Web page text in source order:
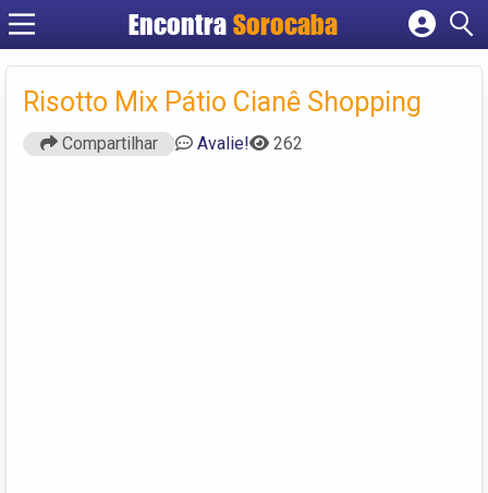
EncontraSorocaba
Cadastrar empresa
Criar conta
Risotto Mix Pátio Cianê Shopping
Compartilhar Avalie! 262